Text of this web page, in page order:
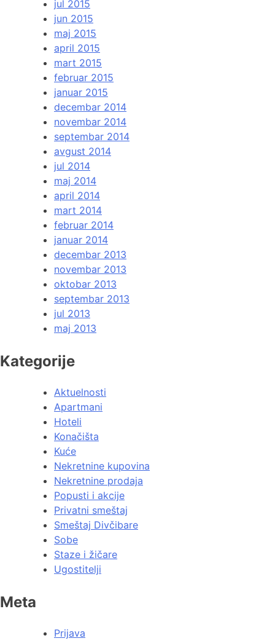
jul 2015
jun 2015
maj 2015
april 2015
mart 2015
februar 2015
januar 2015
decembar 2014
novembar 2014
septembar 2014
avgust 2014
jul 2014
maj 2014
april 2014
mart 2014
februar 2014
januar 2014
decembar 2013
novembar 2013
oktobar 2013
septembar 2013
jul 2013
maj 2013
Kategorije
Aktuelnosti
Apartmani
Hoteli
Konačišta
Kuće
Nekretnine kupovina
Nekretnine prodaja
Popusti i akcije
Privatni smeštaj
Smeštaj Divčibare
Sobe
Staze i žičare
Ugostitelji
Meta
Prijava